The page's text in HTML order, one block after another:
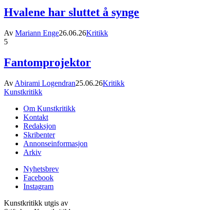
Hvalene har sluttet å synge
Av Mariann Enge26.06.26Kritikk
5
Fantomprojektor
Av Abirami Logendran25.06.26Kritikk
Kunstkritikk
Om Kunstkritikk
Kontakt
Redaksjon
Skribenter
Annonseinformasjon
Arkiv
Nyhetsbrev
Facebook
Instagram
Kunstkritikk utgis av